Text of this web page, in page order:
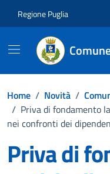
Regione Puglia
Home / Novità /
/ Priva di fondamento
nei confronti dei
Priva di